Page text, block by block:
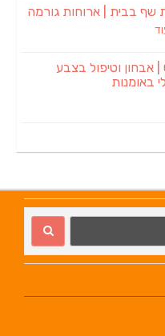
שף בבית | ארוחות גורמה
אבחון וטיפול בצבע
באומנות